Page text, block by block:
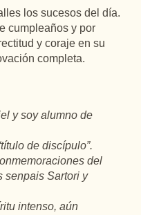
los sucesos del día.
cumpleaños y por
y coraje en su
completa.
y soy alumno de
de discípulo”.
del
senpais Sartori y
intenso, aún